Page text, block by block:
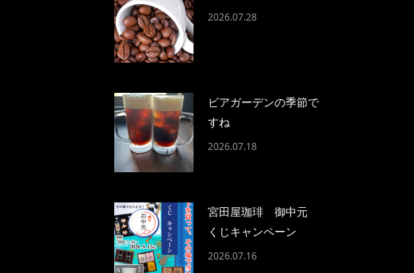
2026.07.28
ビアガーデンの季節で
すね
2026.07.18
宮田屋珈琲 御中元
くじキャンペーン
2026.07.16